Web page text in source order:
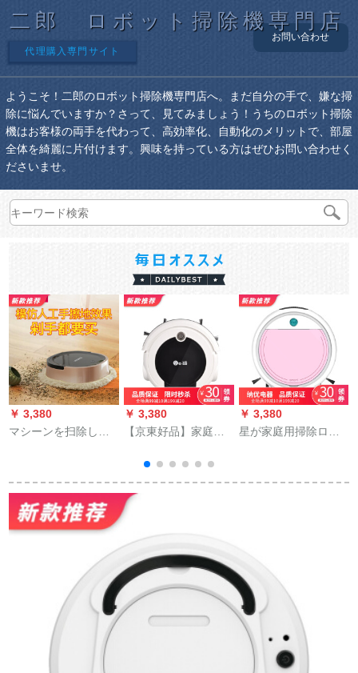
二郎 ロボット掃除機専門店
代理購入専門サイト
お問い合わせ
ようこそ！二郎のロボット掃除機専門店へ。まだ自分の手で、嫌な掃
除に悩んでいますか？さって、見てみましょう！うちのロボット掃除
機はお客様の両手を代わって、高効率化、自動化のメリットで、部屋
全体を綺麗に片付けます。興味を持っている方はぜひお問い合わせく
ださいませ。
￥ 3,380
マシーンを扫除し
したローボット一体
のマシーンが金色に
なります。
￥ 3,380
【京東好品】家庭用
トは一体計画式掃除
機アクアワイト、
￥ 3,380
星が家庭用掃除ロボ
型を発見しました。